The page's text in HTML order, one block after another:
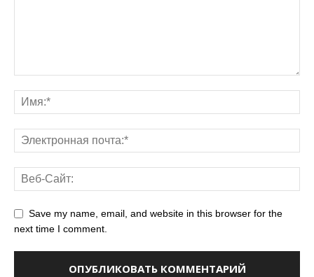
Save my name, email, and website in this browser for the
next time I comment.